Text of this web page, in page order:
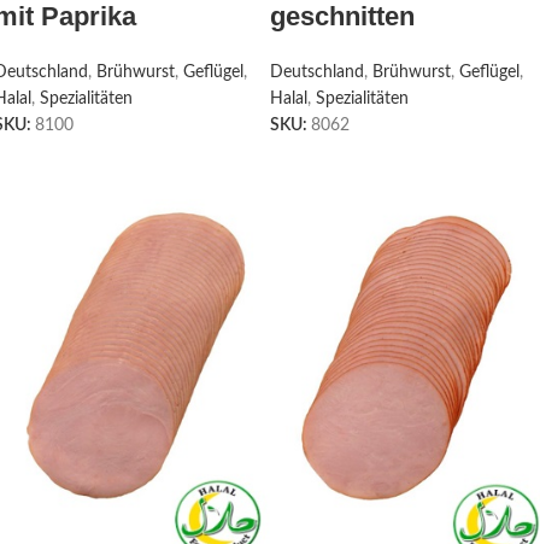
Paprika
, Brühwurst, Geflügel ,
, Spezialitäten
8100
geschnitten
Deutschland , Brühwurst, Geflügel ,
Halal , Spezialitäten
SKU: 8062